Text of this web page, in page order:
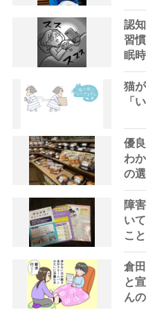
食
認
習
眠
法
猫
「
優
わ
の
障
い
こ
対策
倉
と
ん